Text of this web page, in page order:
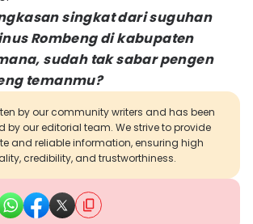
singkat dari suguhan
Rombeng di kabupaten
sudah tak sabar pengen
temanmu?
by our community writers and has been
by our editorial team. We strive to provide
and reliable information, ensuring high
credibility, and trustworthiness.